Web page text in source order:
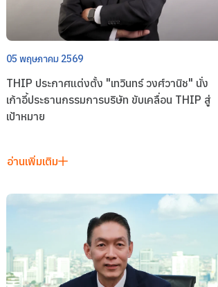
05 พฤษภาคม 2569
THIP ประกาศแต่งตั้ง "เทวินทร์ วงศ์วานิช" นั่ง
เก้าอี้ประธานกรรมการบริษัท ขับเคลื่อน THIP สู่
เป้าหมาย
อ่านเพิ่มเติม